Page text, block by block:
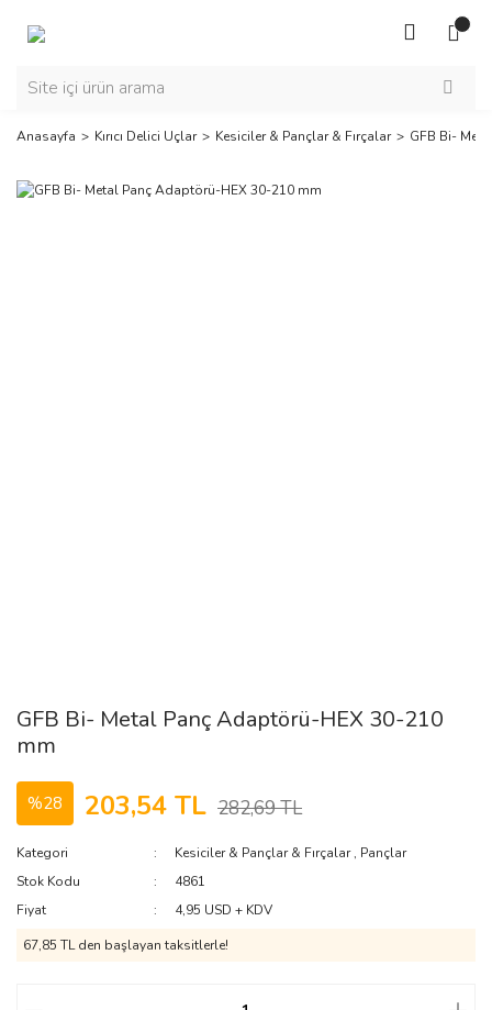
Anasayfa Kırıcı Delici Uçlar Kesiciler & Pançlar & Fırçalar GFB Bi-
GFB Bi- Metal Panç Adaptörü-HEX 30-210
mm
%28 203,54 TL 282,69 TL
Kategori Kesiciler & Pançlar & Fırçalar, Pançlar
Stok Kodu
4861
Fiyat
4,95 USD + KDV
67,85 TL den başlayan taksitlerle!